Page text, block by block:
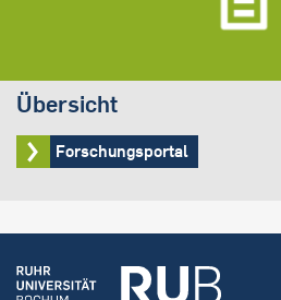
Übersicht
Forschungsportal